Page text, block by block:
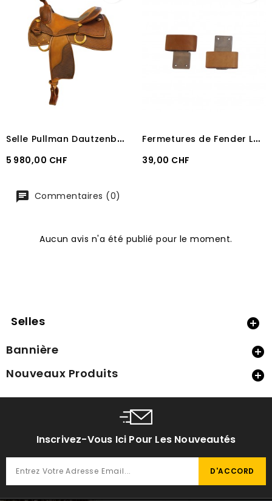
S
elle Pullman Dautzenberg Performer
Prix
5 980,00 CHF
F
ermetures de Fender Lakota Small
Prix
39,00 CHF
Commentaires (0)
Aucun avis n'a été publié pour le moment.
Selles 
Bannière 
Nouveaux Produits 
Inscrivez-Vous Ici Pour Les Nouveautés